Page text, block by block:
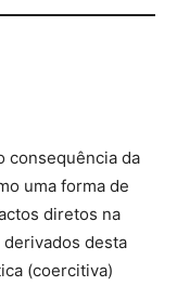
consequência da
uma forma de
diretos na
desta
(coercitiva)